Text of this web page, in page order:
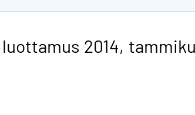
2014,